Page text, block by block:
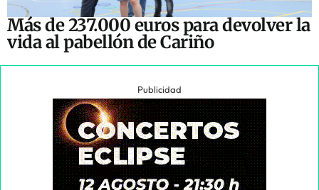
Más de 237.000 euros para devolver la
vida al pabellón de Cariño
Publicidad